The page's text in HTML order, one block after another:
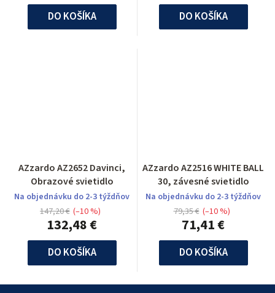
DO KOŠÍKA DO KOŠÍKA
AZzardo AZ2652 Davinci,
Obrazové svietidlo
Na objednávku do 2-3 týždňov
132,48 €
147,20 € (–10 %)
DO KOŠÍKA
AZzardo AZ2516 WHITE BALL
30, závesné svietidlo
Na objednávku do 2-3 týždňov
71,41 €
79,35 € (–10 %)
DO KOŠÍKA